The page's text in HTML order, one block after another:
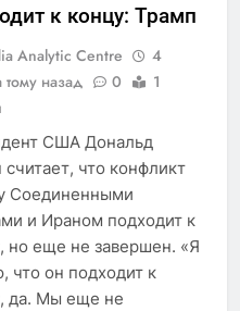
к концу: Трамп
Analytic Centre
4
тому назад
0
1
США Дональд
что конфликт
Соединенными
и Ираном подходит к
но еще не завершен. «Я
что он подходит к
да. Мы еще не